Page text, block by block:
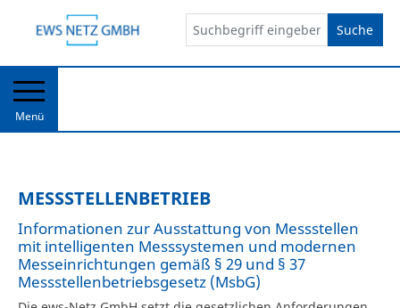
Suche
Menü
MESSSTELLENBETRIEB
Informationen zur Ausstattung von Messstellen
mit intelligenten Messsystemen und modernen
Messeinrichtungen gemäß § 29 und § 37
Messstellenbetriebsgesetz (MsbG)